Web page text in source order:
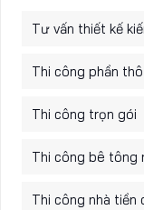
Tư vấn thiết kế
Thi công phần thô
Thi công trọn gói
Thi công bê tông
Thi công nhà tiền